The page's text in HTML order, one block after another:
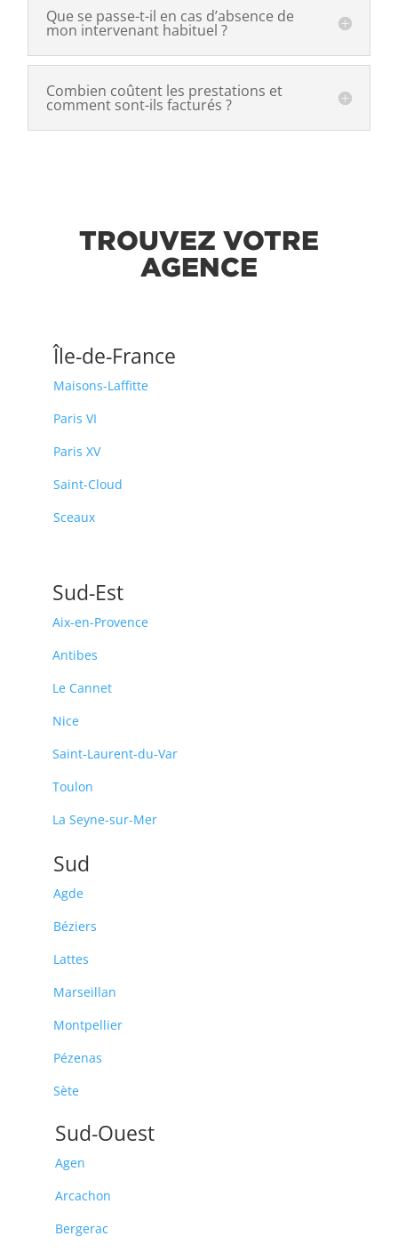
Que se passe-t-il en cas d’absence de
mon intervenant habituel ?
Combien coûtent les prestations et
comment sont-ils facturés ?
TROUVEZ VOTRE
AGENCE
Île-de-France
Maisons-Laffitte
Paris VI
Paris XV
Saint-Cloud
Sceaux
Sud-Est
Aix-en-Provence
Antibes
Le Cannet
Nice
Saint-Laurent-du-Var
Toulon
La Seyne-sur-Mer
Sud
Agde
Béziers
Lattes
Marseillan
Montpellier
Pézenas
Sète
Sud-Ouest
Agen
Arcachon
Bergerac